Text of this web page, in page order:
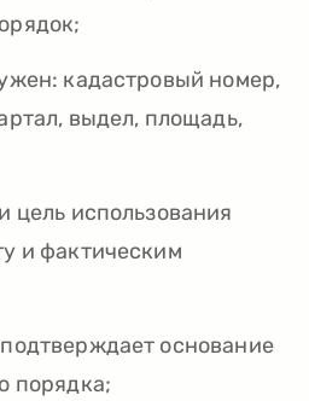
кадастровый номер,
выдел, площадь,
цель использования
и фактическим
основание
порядка;